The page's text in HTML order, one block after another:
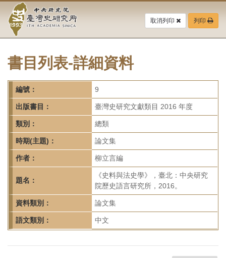
要
中
央
研
究
院-
臺
灣
史
研
究
所-
首
頁
取消列印 列印
書目列表-詳細資料
編號： 9
出版書目： 臺灣史研究文獻類目 2016 年度
類別： 總類
時期(主題)： 論文集
作者： 柳立言編
題名：
《史料與法史學》，臺北：中央研究
院歷史語言研究所，2016。
資料類別： 論文集
語文類別： 中文